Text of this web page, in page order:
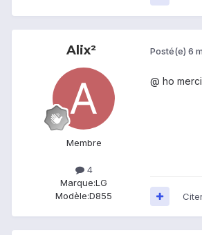
Alix²
Membre
4
Marque:LG
Modèle:D855
Posté(e) 6
@ ho